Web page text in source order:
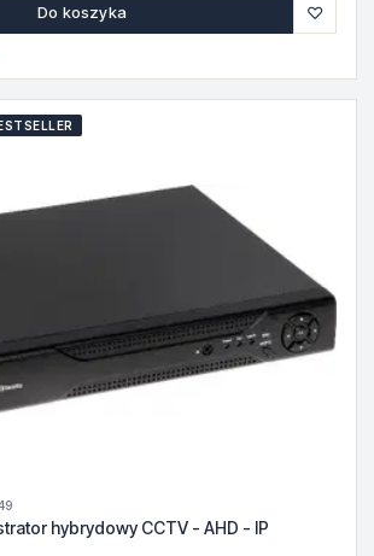
Do koszyka ♡
hybrydowy CCTV - AHD - IP